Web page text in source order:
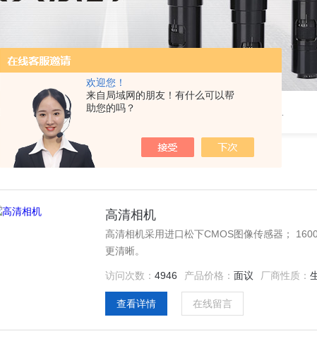
欢迎您！
来自局域网的朋友！有什么可以帮
助您的吗？
镜、自动影像测量仪器、金相显微镜、工具显微镜、显微分析软件、定制显微光学系统
高清相机
高清相机采用进口松下CMOS图像传感器；
更清晰。
访问次数： 4946 产品价格： 面议 厂商性质：
查看详情 在线留言